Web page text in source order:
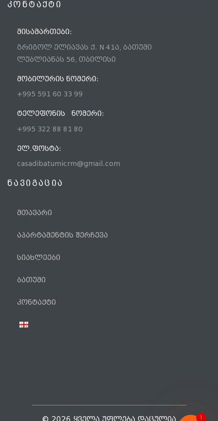
ᲙᲝᲜᲢᲐᲥᲢᲘ
ᲛᲘᲡᲐᲛᲐᲠᲗᲔᲑᲘ:
გრიგოლ ელიავას ქ. N 41ა, ბათუმი
ლუბლიანას 56, თბილისი
ᲛᲝᲑᲘᲚᲣᲠᲘᲡ ᲜᲝᲛᲔᲠᲘ:
+995 591 60 33 99
ᲢᲔᲚᲔᲤᲝᲜᲘᲡ ᲜᲝᲛᲔᲠᲘ:
+995 322 88 81 80
ᲔᲚ.ᲤᲝᲡᲢᲐ:
casadibatumicrm@gmail.com
ნავიგაცია
მთავარი
აპარტამენტის შერჩევა
სიახლეები
ბათუმი
კონტაქტი
1